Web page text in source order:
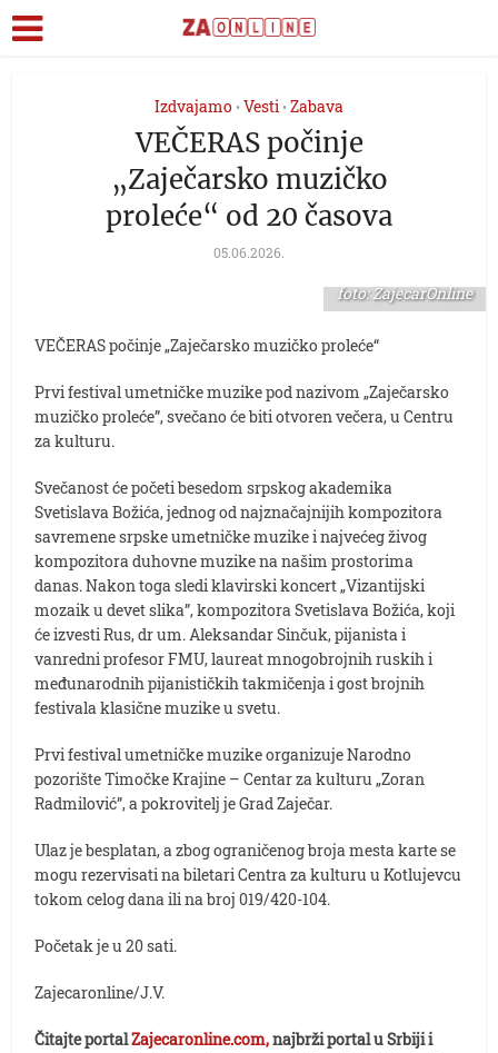
Izdvajamo • Vesti • Zabava
VEČERAS počinje
„Zaječarsko muzičko
proleće“ od 20 časova
05.06.2026.
foto: ZajecarOnline
VEČERAS počinje „Zaječarsko muzičko proleće“
Prvi festival umetničke muzike pod nazivom „Zaječarsko
muzičko proleće”, svečano će biti otvoren večera, u Centru
za kulturu.
Svečanost će početi besedom srpskog akademika
Svetislava Božića, jednog od najznačajnijih kompozitora
savremene srpske umetničke muzike i najvećeg živog
kompozitora duhovne muzike na našim prostorima
danas. Nakon toga sledi klavirski koncert „Vizantijski
mozaik u devet slika”, kompozitora Svetislava Božića, koji
će izvesti Rus, dr um. Aleksandar Sinčuk, pijanista i
vanredni profesor FMU, laureat mnogobrojnih ruskih i
međunarodnih pijanističkih takmičenja i gost brojnih
festivala klasične muzike u svetu.
Prvi festival umetničke muzike organizuje Narodno
pozorište Timočke Krajine – Centar za kulturu „Zoran
Radmilović”, a pokrovitelj je Grad Zaječar.
Ulaz je besplatan, a zbog ograničenog broja mesta karte se
mogu rezervisati na biletari Centra za kulturu u Kotlujevcu
tokom celog dana ili na broj 019/420-104.
Početak je u 20 sati.
Zajecaronline/J.V.
Čitajte portalZajecaronline.com,najbrži portal u Srbiji i